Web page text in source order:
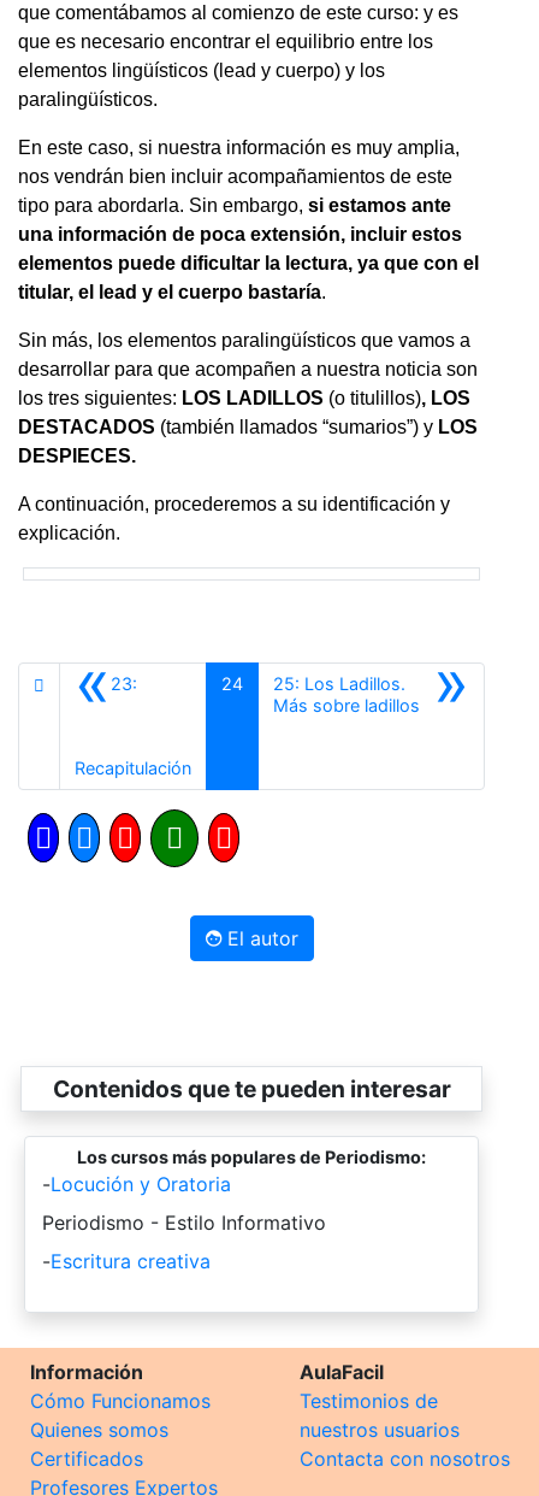
que comentábamos al comienzo de este curso: y es
que es necesario encontrar el equilibrio entre los
elementos lingüísticos (lead y cuerpo) y los
paralingüísticos.
En este caso, si nuestra información es muy amplia,
nos vendrán bien incluir acompañamientos de este
tipo para abordarla. Sin embargo, si estamos ante
una información de poca extensión, incluir estos
elementos puede dificultar la lectura, ya que con el
titular, el lead y el cuerpo bastaría.
Sin más, los elementos paralingüísticos que vamos a
desarrollar para que acompañen a nuestra noticia son
los tres siguientes: LOS LADILLOS (o titulillos), LOS
DESTACADOS (también llamados “sumarios”) y LOS
DESPIECES.
A continuación, procederemos a su identificación y
explicación.
«23:
RecapitulaciónAnterior
24 »
25: Los Ladillos.
Más sobre ladillos Siguiente
El autor
Contenidos que te pueden interesar
Los cursos más populares de Periodismo:
-Locución y Oratoria
-
Periodismo - Estilo Informativo
-Escritura creativa
Información
Cómo Funcionamos
Quienes somos
Certificados
Profesores Expertos
AulaFacil
Testimonios de
nuestros usuarios
Contacta con nosotros